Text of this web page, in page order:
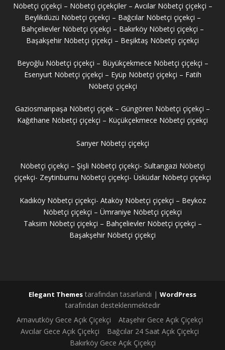
Nöbetçi çiçekçi – Nöbetçi çiçekçiler – Avcılar Nöbetçi çiçekçi –
Beylikdüzü Nöbetçi çiçekçi – Bağcılar Nöbetçi çiçekçi –
Bahçelievler Nöbetçi çiçekçi – Bakırköy Nöbetçi çiçekçi –
Başakşehir Nöbetçi çiçekçi – Beşiktaş Nöbetçi çiçekçi
Beyoğlu Nöbetçi çiçekçi – Büyükçekmece Nöbetçi çiçekçi –
Esenyurt Nöbetçi çiçekçi – Eyüp Nöbetçi çiçekçi – Fatih
Nöbetçi çiçekçi
Gaziosmanpaşa Nöbetçi çiçek – Güngören Nöbetçi çiçekçi –
Kağıthane Nöbetçi çiçekçi – Küçükçekmece Nöbetçi çiçekçi
Sarıyer Nöbetçi çiçekçi
Nöbetçi çiçekçi – Şişli Nöbetçi çiçekçi- Sultangazi Nöbetçi
çiçekçi- Zeytinburnu Nöbetçi çiçekçi- Üsküdar Nöbetçi çiçekçi
Kadıköy Nöbetçi çiçekçi- Ataköy Nöbetçi çiçekçi – Beykoz
Nöbetçi çiçekçi – Ümraniye Nöbetçi çiçekçi
Taksim Nöbetçi çiçekçi – Bahçelievler Nöbetçi çiçekçi –
Başakşehir Nöbetçi çiçekçi
Elegant Themes tarafından tasarlandı | WordPress
tarafından desteklenmektedir
Arnavutköy Gece Açık Çiçekçi
Ataşehir Gece Açık Çiçekçi
Avcılar Gece Açık Çiçekçi
Bağcılar 24 Saat Açık Çiçekçi
Bakırköy Gece Açık Çiçekçi